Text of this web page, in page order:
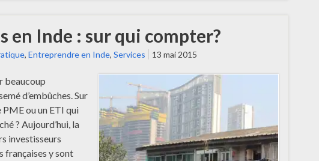
en Inde : sur qui compter?
, Entreprendre en Inde, Services 13 mai 2015
beaucoup
d’embûches. Sur
ou un ETI qui
? Aujourd’hui, la
investisseurs
françaises y sont